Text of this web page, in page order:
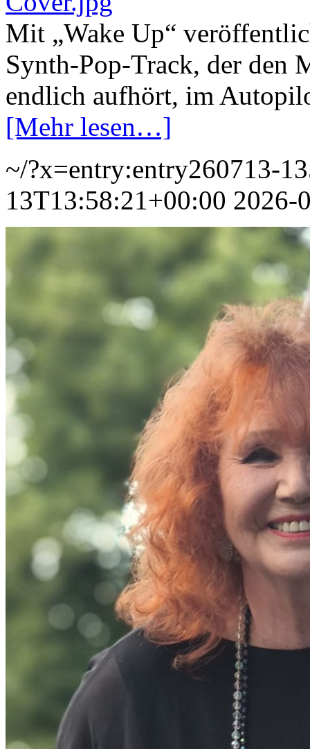
Mit „Wake Up“
Synth-Pop-Track, der den
endlich aufhört, im
[Mehr lesen…]
~/?x=entry:entry260713-
13T13:58:21+00:00 2026-